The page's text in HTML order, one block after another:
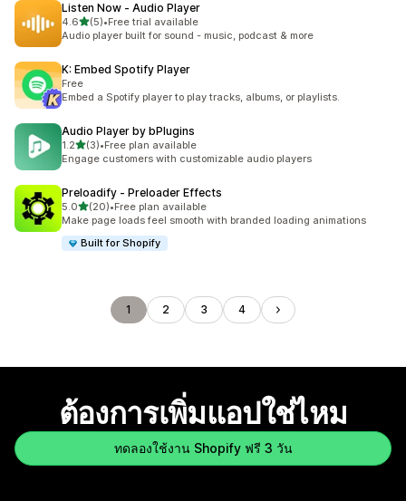
Listen Now ‑ Audio Player
4.6เต็ม 5 ดาว
(5)
ทั้งหมด 5 รีวิว
•Free trial available
Audio player built for sound - music, podcast & more
K: Embed Spotify Player
Free
Embed a Spotify player to play tracks, albums, or playlists.
Audio Player by bPlugins
1.2เต็ม 5 ดาว
(3)
ทั้งหมด 3 รีวิว
•Free plan available
Engage customers with customizable audio players
Preloadify ‑ Preloader Effects
5.0เต็ม 5 ดาว
(20)
ทั้งหมด 20 รีวิว
•Free plan available
Make page loads feel smooth with branded loading animations
Built for Shopify
1 2 3 4
ต้องการเพิ่มแอปใช่ไหม
ทดลองใช้งาน Shopify ฟรี 3 วัน